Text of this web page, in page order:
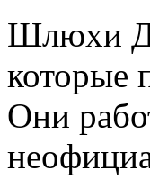
Шлюxи
которые
Они